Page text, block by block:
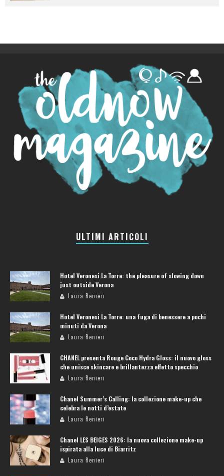
ULTIMI ARTICOLI
Hotel Veronesi La Torre: the pleasure of slowing down
just outside Verona
Laura Renieri
Hotel Veronesi La Torre: una fuga di benessere a pochi
minuti da Verona
Laura Renieri
CHANEL presenta Rouge Coco Hydra Gloss: il nuovo gloss
che unisce skincare e brillantezza effetto specchio
Laura Renieri
Chanel Summer’s Calling: la collezione make-up che
celebra le notti d’estate
Laura Renieri
Chanel LES BEIGES 2026: la nuova collezione make-up
ispirata alla luce di Biarritz
Laura Renieri